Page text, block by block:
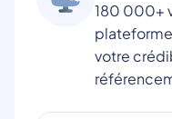
180 000+
votre